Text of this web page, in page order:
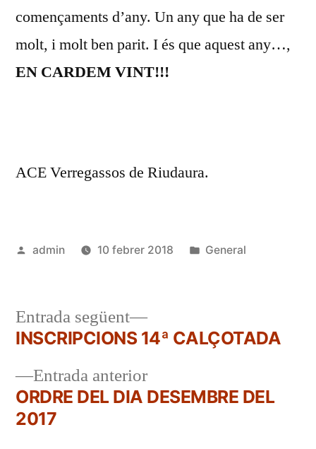
començaments d’any. Un any que ha de ser
molt, i molt ben parit. I és que aquest any…,
EN CARDEM VINT!!!
ACE Verregassos de Riudaura.
Publicat
admin 10 febrer 2018
Publicat
General
Navegació
d'entrades
Entrada anteriorEntrada
anterior:
ORDRE DEL DIA DESEMBRE DEL
2017
Entrada següent
Entrada
següent:
INSCRIPCIONS 14ª CALÇOTADA